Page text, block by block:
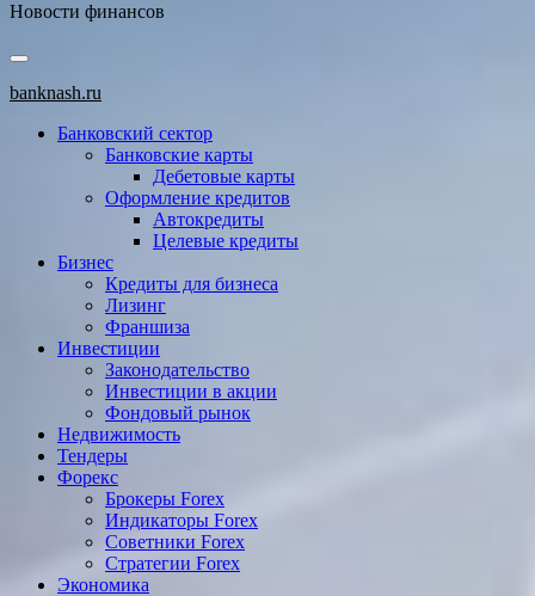
Новости финансов
Основное
меню
banknash.ru
Банковский сектор
Банковские карты
Дебетовые карты
Оформление кредитов
Автокредиты
Целевые кредиты
Бизнес
Кредиты для бизнеса
Лизинг
Франшиза
Инвестиции
Законодательство
Инвестиции в акции
Фондовый рынок
Недвижимость
Тендеры
Форекс
Брокеры Forex
Индикаторы Forex
Советники Forex
Стратегии Forex
Экономика